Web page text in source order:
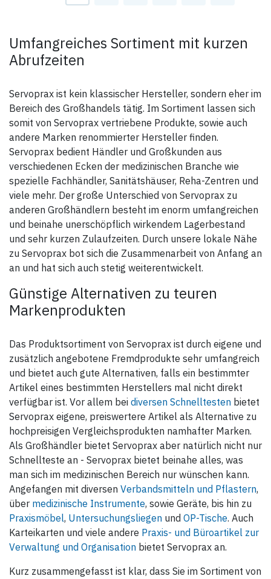
Umfangreiches Sortiment mit kurzen
Abrufzeiten
Servoprax ist kein klassischer Hersteller, sondern eher im
Bereich des Großhandels tätig. Im Sortiment lassen sich
somit von Servoprax vertriebene Produkte, sowie auch
andere Marken renommierter Hersteller finden.
Servoprax bedient Händler und Großkunden aus
verschiedenen Ecken der medizinischen Branche wie
spezielle Fachhändler, Sanitätshäuser, Reha-Zentren und
viele mehr. Der große Unterschied von Servoprax zu
anderen Großhändlern besteht im enorm umfangreichen
und beinahe unerschöpflich wirkendem Lagerbestand
und sehr kurzen Zulaufzeiten. Durch unsere lokale Nähe
zu Servoprax bot sich die Zusammenarbeit von Anfang an
an und hat sich auch stetig weiterentwickelt.
Günstige Alternativen zu teuren
Markenprodukten
Das Produktsortiment von Servoprax ist durch eigene und
zusätzlich angebotene Fremdprodukte sehr umfangreich
und bietet auch gute Alternativen, falls ein bestimmter
Artikel eines bestimmten Herstellers mal nicht direkt
verfügbar ist. Vor allem bei diversen Schnelltesten bietet
Servoprax eigene, preiswertere Artikel als Alternative zu
hochpreisigen Vergleichsprodukten namhafter Marken.
Als Großhändler bietet Servoprax aber natürlich nicht nur
Schnellteste an - Servoprax bietet beinahe alles, was
man sich im medizinischen Bereich nur wünschen kann.
Angefangen mit diversen Verbandsmitteln und Pflastern,
über medizinische Instrumente, sowie Geräte, bis hin zu
Praxismöbel, Untersuchungsliegen und OP-Tische. Auch
Karteikarten und viele andere Praxis- und Büroartikel zur
Verwaltung und Organisation bietet Servoprax an.
Kurz zusammengefasst ist klar, dass Sie im Sortiment von